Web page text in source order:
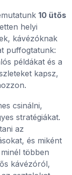
10 ütős
helyi
kávézóknak
puffogtatunk:
példákat és a
kapsz,
csinálni,
stratégiákat.
az
és miként
többen
kávézóról,